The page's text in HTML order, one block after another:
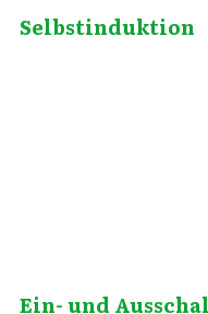
Selbstinduktion
Ein- und